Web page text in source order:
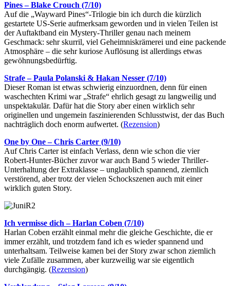
Pines – Blake Crouch (7/10)
Auf die „Wayward Pines“-Trilogie bin ich durch die kürzlich
gestartete US-Serie aufmerksam geworden und in vielen Teilen ist
der Auftaktband ein Mystery-Thriller genau nach meinem
Geschmack: sehr skurril, viel Geheimniskrämerei und eine packende
Atmosphäre – die sehr kuriose Auflösung ist allerdings etwas
gewöhnungsbedürftig.
Strafe – Paula Polanski & Hakan Nesser (7/10)
Dieser Roman ist etwas schwierig einzuordnen, denn für einen
waschechten Krimi war „Strafe“ ehrlich gesagt zu langweilig und
unspektakulär. Dafür hat die Story aber einen wirklich sehr
originellen und ungemein faszinierenden Schlusstwist, der das Buch
nachträglich doch enorm aufwertet. (Rezension)
One by One – Chris Carter (9/10)
Auf Chris Carter ist einfach Verlass, denn wie schon die vier
Robert-Hunter-Bücher zuvor war auch Band 5 wieder Thriller-
Unterhaltung der Extraklasse – unglaublich spannend, ziemlich
verstörend, aber trotz der vielen Schockszenen auch mit einer
wirklich guten Story.
Ich vermisse dich – Harlan Coben (7/10)
Harlan Coben erzählt einmal mehr die gleiche Geschichte, die er
immer erzählt, und trotzdem fand ich es wieder spannend und
unterhaltsam. Teilweise kamen bei der Story zwar schon ziemlich
viele Zufälle zusammen, aber kurzweilig war sie eigentlich
durchgängig. (Rezension)